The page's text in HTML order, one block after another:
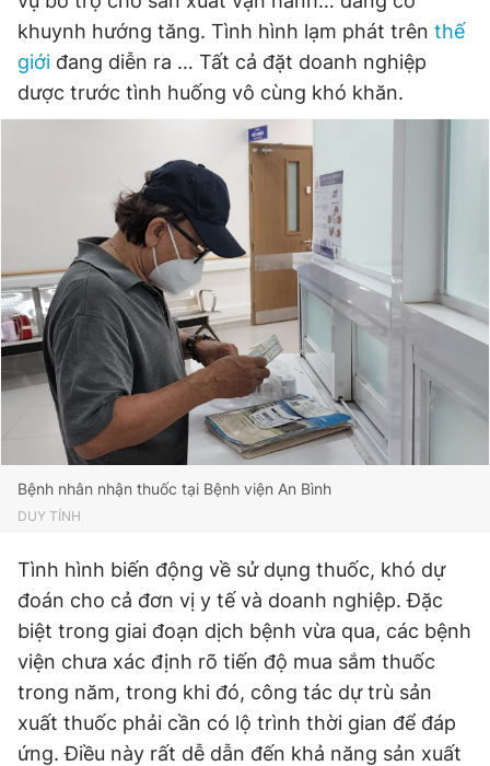
khuynh hướng tăng. Tình hình lạm phát trên thế
giới đang diễn ra … Tất cả đặt doanh nghiệp
dược trước tình huống vô cùng khó khăn.
Bệnh nhân nhận thuốc tại Bệnh viện An Bình
DUY TÍNH
Tình hình biến động về sử dụng thuốc, khó dự
đoán cho cả đơn vị y tế và doanh nghiệp. Đặc
biệt trong giai đoạn dịch bệnh vừa qua, các bệnh
viện chưa xác định rõ tiến độ mua sắm thuốc
trong năm, trong khi đó, công tác dự trù sản
xuất thuốc phải cần có lộ trình thời gian để đáp
ứng. Điều này rất dễ dẫn đến khả năng sản xuất